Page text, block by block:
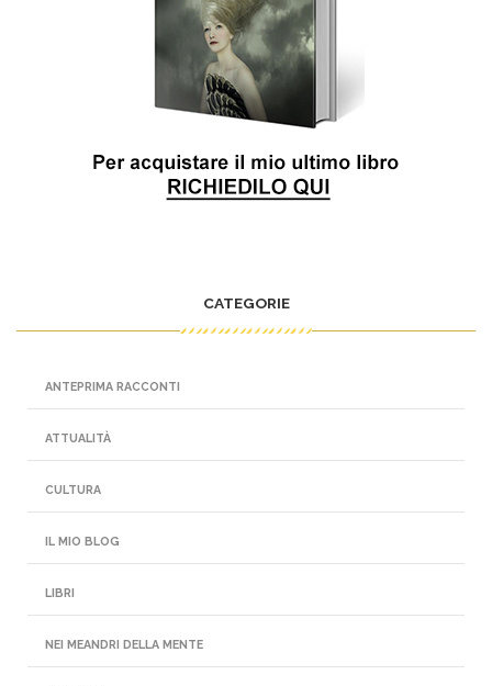
CATEGORIE
ANTEPRIMA RACCONTI
ATTUALITÀ
CULTURA
IL MIO BLOG
LIBRI
NEI MEANDRI DELLA MENTE